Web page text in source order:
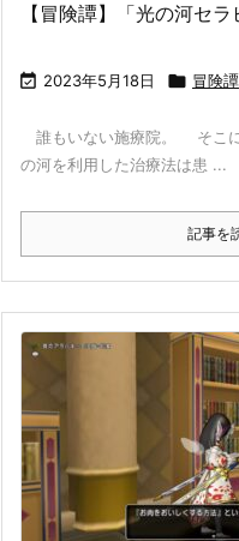
【冒険譚】「光の河セ
 2023年5月18日  冒険譚
誰もいない施療院。 そこ
の河を利用した治療法は患 ...
記事を